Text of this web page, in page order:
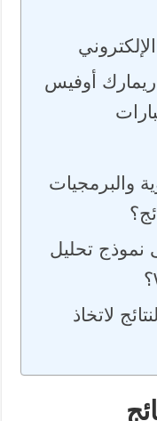
ريمارك أوفيس
والبرمجيات
تحليل
لاتخاذ